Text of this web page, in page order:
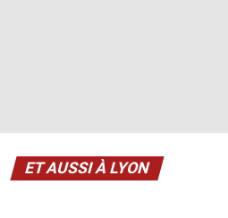
ET AUSSI À LYON